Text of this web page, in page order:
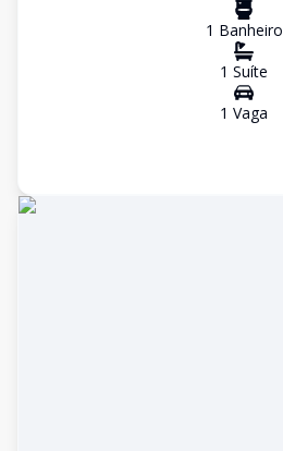
1 Banheiro
1 Suíte
1 Vaga